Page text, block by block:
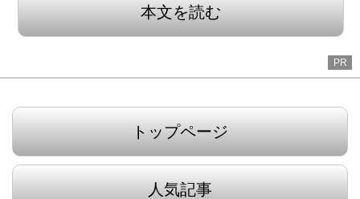
本文を読む
PR
トップページ
人気記事